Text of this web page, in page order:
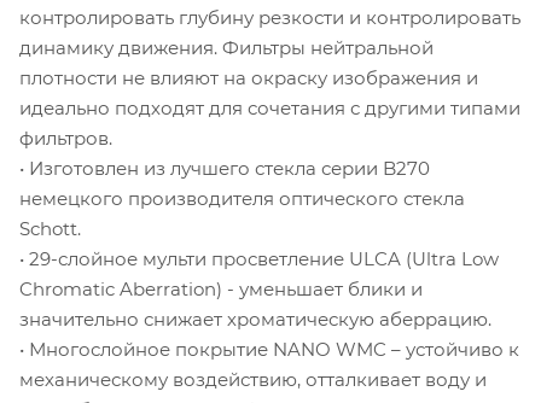
контролировать глубину резкости и контролировать
динамику движения. Фильтры нейтральной
плотности не влияют на окраску изображения и
идеально подходят для сочетания с другими типами
фильтров.
• Изготовлен из лучшего стекла серии B270
немецкого производителя оптического стекла
Schott.
• 29-слойное мульти просветление ULCA (Ultra Low
Chromatic Aberration) - уменьшает блики и
значительно снижает хроматическую аберрацию.
• Многослойное покрытие NANO WMC – устойчиво к
механическому воздействию, отталкивает воду и